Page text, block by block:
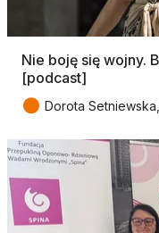
Nie boję się wojny.
[podcast]
● Dorota